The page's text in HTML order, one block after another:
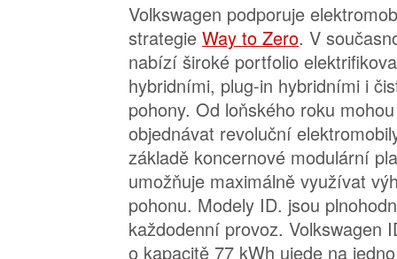
Volkswagen podporuje
strategie Way to Zero. V
nabízí široké portfolio
hybridními, plug-in hybridními i
pohony. Od loňského roku
objednávat revoluční
základě koncernové modulární
umožňuje maximálně využívat
pohonu. Modely ID. jsou
každodenní provoz. Volkswagen
o kapacitě 77 kWh ujede na